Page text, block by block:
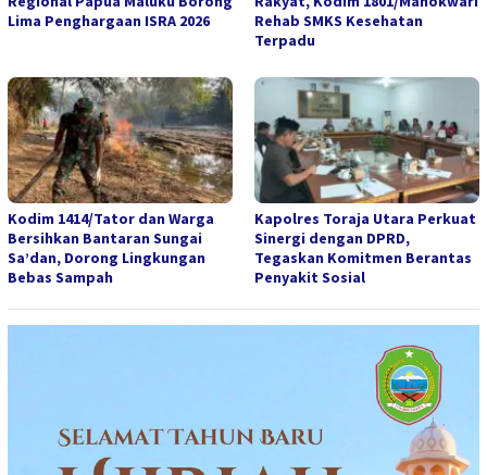
Lima Penghargaan ISRA 2026
Rehab SMKS Kesehatan
Terpadu
Kodim 1414/Tator dan Warga
Bersihkan Bantaran Sungai
Sa’dan, Dorong Lingkungan
Bebas Sampah
Kapolres Toraja Utara Perkuat
Sinergi dengan DPRD,
Tegaskan Komitmen Berantas
Penyakit Sosial